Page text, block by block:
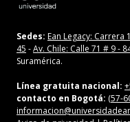
Sedes: Ean Legacy: Carrera
45 -Av. Chile: Calle 71 # 9 -
Suramérica.
Línea gratuita nacional:
contacto en Bogotá: (57-